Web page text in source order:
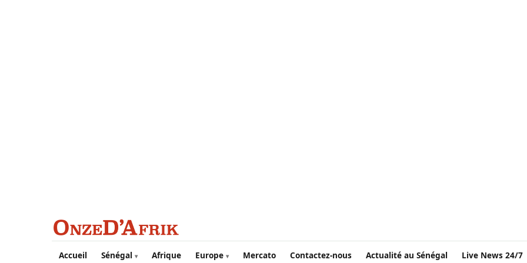
Aller au contenu principal
Accueil Sénégal Afrique Europe Mercato Contactez-nous Actualité au Sénégal Live News 24/7